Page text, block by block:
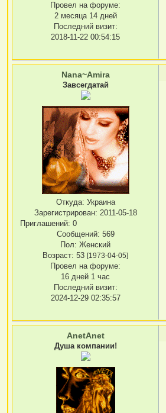
Провел на форуме:
2 месяца 14 дней
Последний визит:
2018-11-22 00:54:15
Nana~Amira
Завсегдатай
Откуда: Украина
Зарегистрирован: 2011-05-18
Приглашений: 0
Сообщений: 569
Пол: Женский
Возраст: 53[1973-04-05]
Провел на форуме:
16 дней 1 час
Последний визит:
2024-12-29 02:35:57
AnetAnet
Душа компании!